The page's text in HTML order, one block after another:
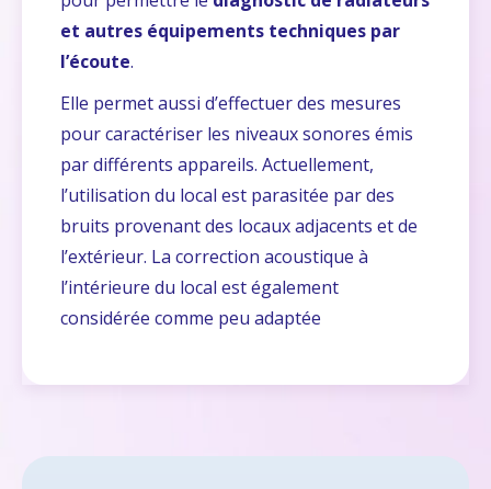
et autres équipements techniques par
l’écoute.
Elle permet aussi d’effectuer des mesures
pour caractériser les niveaux sonores émis
par différents appareils. Actuellement,
l’utilisation du local est parasitée par des
bruits provenant des locaux adjacents et de
l’extérieur. La correction acoustique à
l’intérieure du local est également
considérée comme peu adaptée